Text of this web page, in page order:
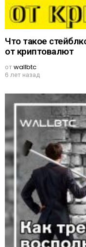
Что такое
от криптовалют
отwallbtc
6 лет назад